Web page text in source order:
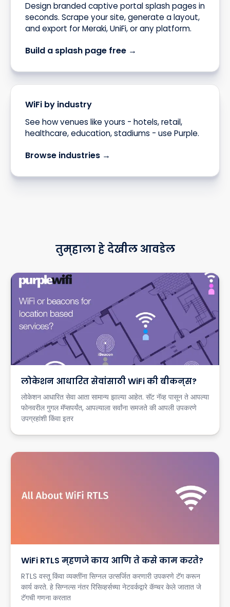
Design branded captive portal splash pages in
seconds. Scrape your site, generate a layout,
and export for Meraki, UniFi, or any platform.
Build a splash page free →
WiFi by industry
See how venues like yours - hotels, retail,
healthcare, education, stadiums - use Purple.
Browse industries →
तुम्हाला हे देखील आवडेल
लोकेशन आधारित सेवांसाठी WiFi की बीकन्स?
लोकेशन आधारित सेवा आता सामान्य झाल्या आहेत. सॅट नॅव्ह पासून ते आपल्या
फोनवरील गुगल मॅप्सपर्यंत, आपल्याला सर्वांना समजते की आपली उपकरणे
उपग्रहांशी किंवा इतर
WiFi RTLS म्हणजे काय आणि ते कसे काम करते?
RTLS वस्तू किंवा व्यक्तींना सिग्नल उत्सर्जित करणारी उपकरणे टॅग करून
कार्य करते. हे सिग्नल्स नंतर रिसिव्हर्सच्या नेटवर्कद्वारे कॅप्चर केले जातात जे
टॅगची गणना करतात